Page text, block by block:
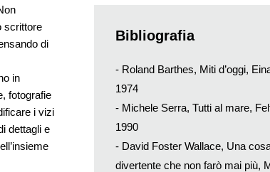
scrittore
di
in
fotografie
i vizi
dettagli e
Bibliografia
- Roland Barthes, Miti d’oggi,
1974
- Michele Serra, Tutti al mare,
1990
- David Foster Wallace, Una
divertente che non farò mai più,